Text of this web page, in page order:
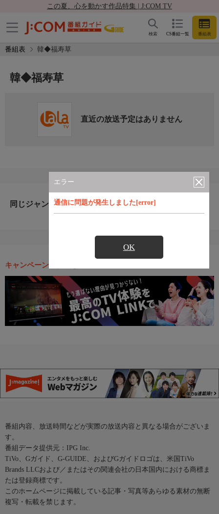
この夏、心を動かす作品特集 | J:COM TV
CS番組一覧 番組表
検索
番組表 韓◆福寿草
エラー
通信に問題が発生しました[error]
OK
韓◆福寿草
直近の放送予定はありません
同じジャンルのおすすめ番組
キャンペーン・お得な情報
番組内容、放送時間などが実際の放送内容と異なる場合がございま
す。
番組データ提供元：IPG Inc.
TiVo、Gガイド、G-GUIDE、およびGガイドロゴは、米国TiVo
Brands LLCおよび／またはその関連会社の日本国内における商標ま
たは登録商標です。
このホームページに掲載している記事・写真等あらゆる素材の無断
複写・転載を禁じます。